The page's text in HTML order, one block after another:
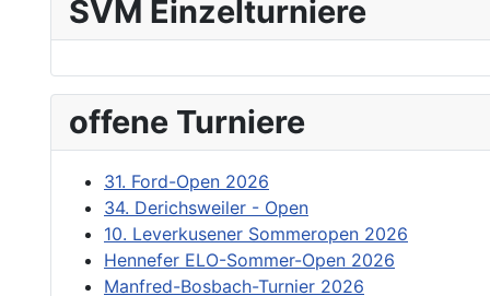
SVM Einzelturniere
offene Turniere
31. Ford-Open 2026
34. Derichsweiler - Open
10. Leverkusener Sommeropen 2026
Hennefer ELO-Sommer-Open 2026
Manfred-Bosbach-Turnier 2026